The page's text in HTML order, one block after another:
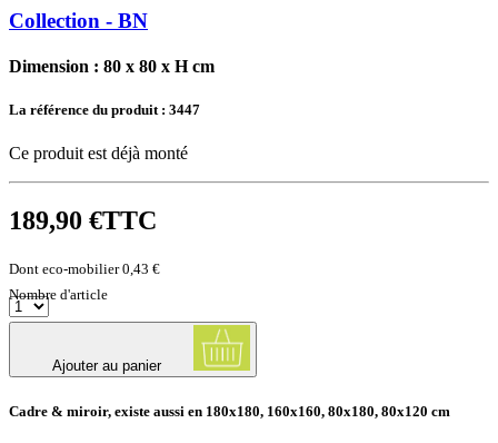
Collection - BN
Dimension : 80 x 80 x H cm
La référence du produit : 3447
Ce produit est déjà monté
189,90 €TTC
Dont eco-mobilier 0,43 €
Nombre d'article
Ajouter au panier
Cadre & miroir, existe aussi en 180x180, 160x160, 80x180, 80x120 cm